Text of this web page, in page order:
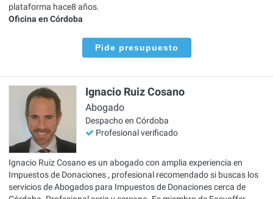
plataforma hace8 años.
Oficina en Córdoba
Pide presupuesto
Ignacio Ruiz Cosano
Abogado
Despacho en Córdoba
Profesional verificado
Ignacio Ruiz Cosano es un abogado con amplia experiencia en
Impuestos de Donaciones , profesional recomendado si buscas los
servicios de Abogados para Impuestos de Donaciones cerca de